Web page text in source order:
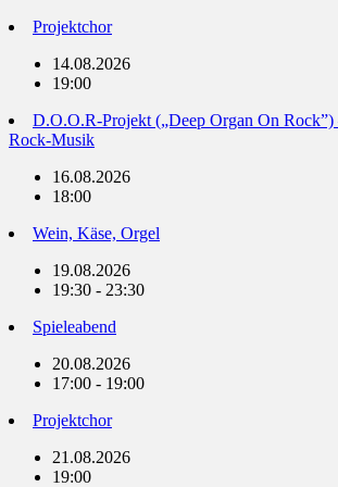
Projektchor
14.08.2026
19:00
D.O.O.R-Projekt („Deep Organ On Rock”)
Rock-Musik
16.08.2026
18:00
Wein, Käse, Orgel
19.08.2026
19:30 - 23:30
Spieleabend
20.08.2026
17:00 - 19:00
Projektchor
21.08.2026
19:00